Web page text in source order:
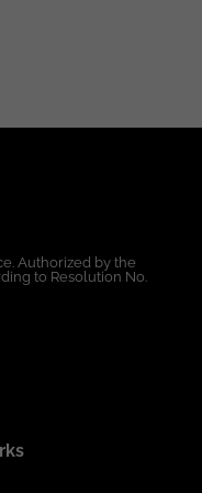
Authorized by the
to Resolution No.